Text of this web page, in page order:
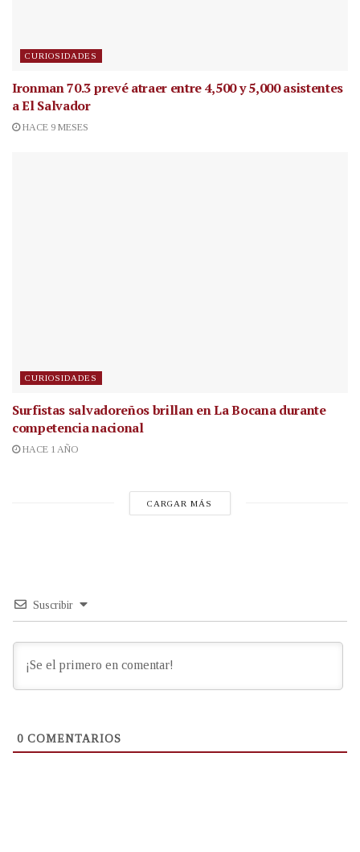
CURIOSIDADES
Ironman 70.3 prevé atraer entre 4,500 y 5,000 asistentes
a El Salvador
HACE 9 MESES
CURIOSIDADES
Surfistas salvadoreños brillan en La Bocana durante
competencia nacional
HACE 1 AÑO
CARGAR MÁS
Suscribir
0 COMENTARIOS